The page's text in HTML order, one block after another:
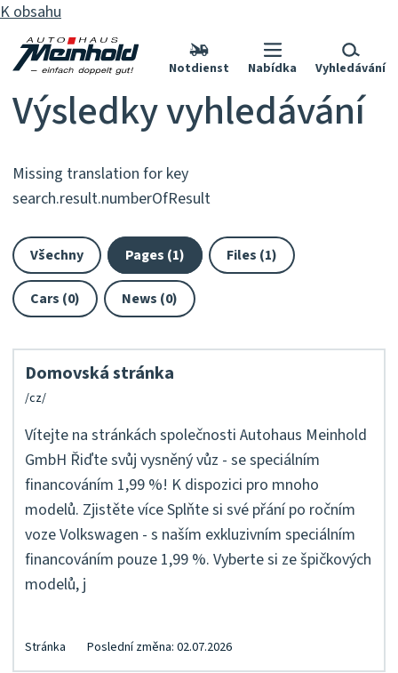
K obsahu
Notdienst Nabídka Vyhledávání
Výsledky vyhledávání
Missing translation for key
search.result.numberOfResult
Všechny Pages (1) Files (1)
Cars (0) News (0)
Domovská stránka
Vítejte na stránkách společnosti Autohaus Meinhold
GmbH Řiďte svůj vysněný vůz - se speciálním
financováním 1,99 %! K dispozici pro mnoho
modelů. Zjistěte více Splňte si své přání po ročním
voze Volkswagen - s naším exkluzivním speciálním
financováním pouze 1,99 %. Vyberte si ze špičkových
modelů, j
Stránka Poslední změna: 02.07.2026